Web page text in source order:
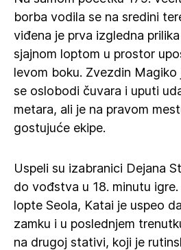
borba vodila se na sredini
viđena je prva izgledna
sjajnom loptom u prostor
levom boku. Zvezdin
se oslobodi čuvara i uputi
metara, ali je na pravom
gostujuće ekipe.
Uspeli su izabranici Dejana
do vođstva u 18. minutu
lopte Seola, Katai je uspeo
zamku i u poslednjem
na drugoj stativi, koji je